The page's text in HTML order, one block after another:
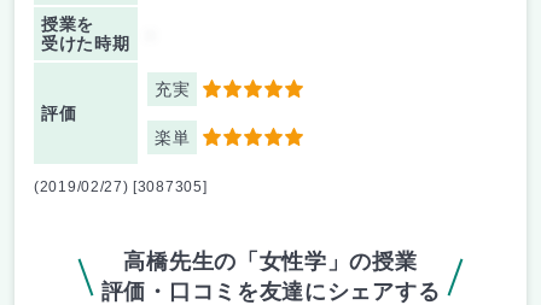
授業を
受けた時期
評価
充実 5
楽単 5
(2019/02/27) [3087305]
高橋先生の「女性学」の授業
評価・口コミを友達にシェアする